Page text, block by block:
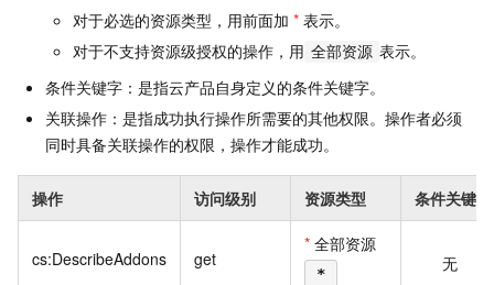
对于必选的资源类型，用前面加 * 表示。
对于不支持资源级授权的操作，用 全部资源 表示。
条件关键字：是指云产品自身定义的条件关键字。
关联操作：是指成功执行操作所需要的其他权限。操作者必须
同时具备关联操作的权限，操作才能成功。
操作 访问级别 资源类型 条件关键字
cs:DescribeAddons get
* 全部资源
* 无